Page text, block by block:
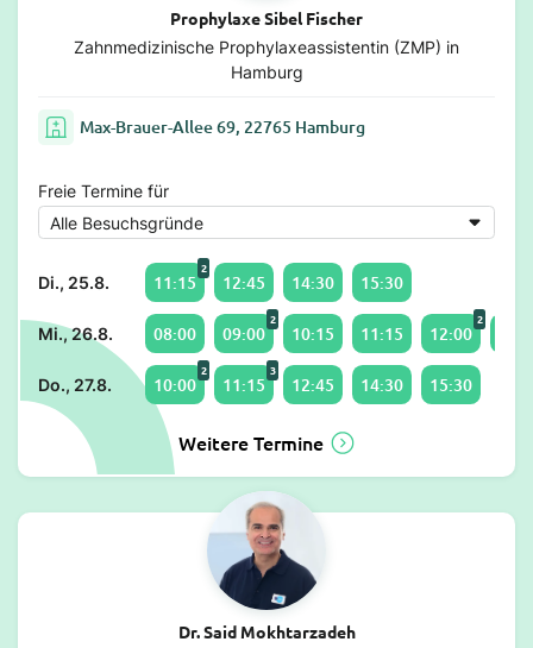
Prophylaxe Sibel Fischer
Zahnmedizinische Prophylaxeassistentin (ZMP) in
Hamburg
Max-Brauer-Allee 69, 22765 Hamburg
Freie Termine für
Di., 25.8. 11:15
2
12:45 14:30 15:30
Mi., 26.8. 08:00 09:00
2
10:15 11:15 12:00
2
Do., 27.8. 10:00
2
11:15
3
12:45 14:30 15:30
Weitere Termine
Dr. Said Mokhtarzadeh